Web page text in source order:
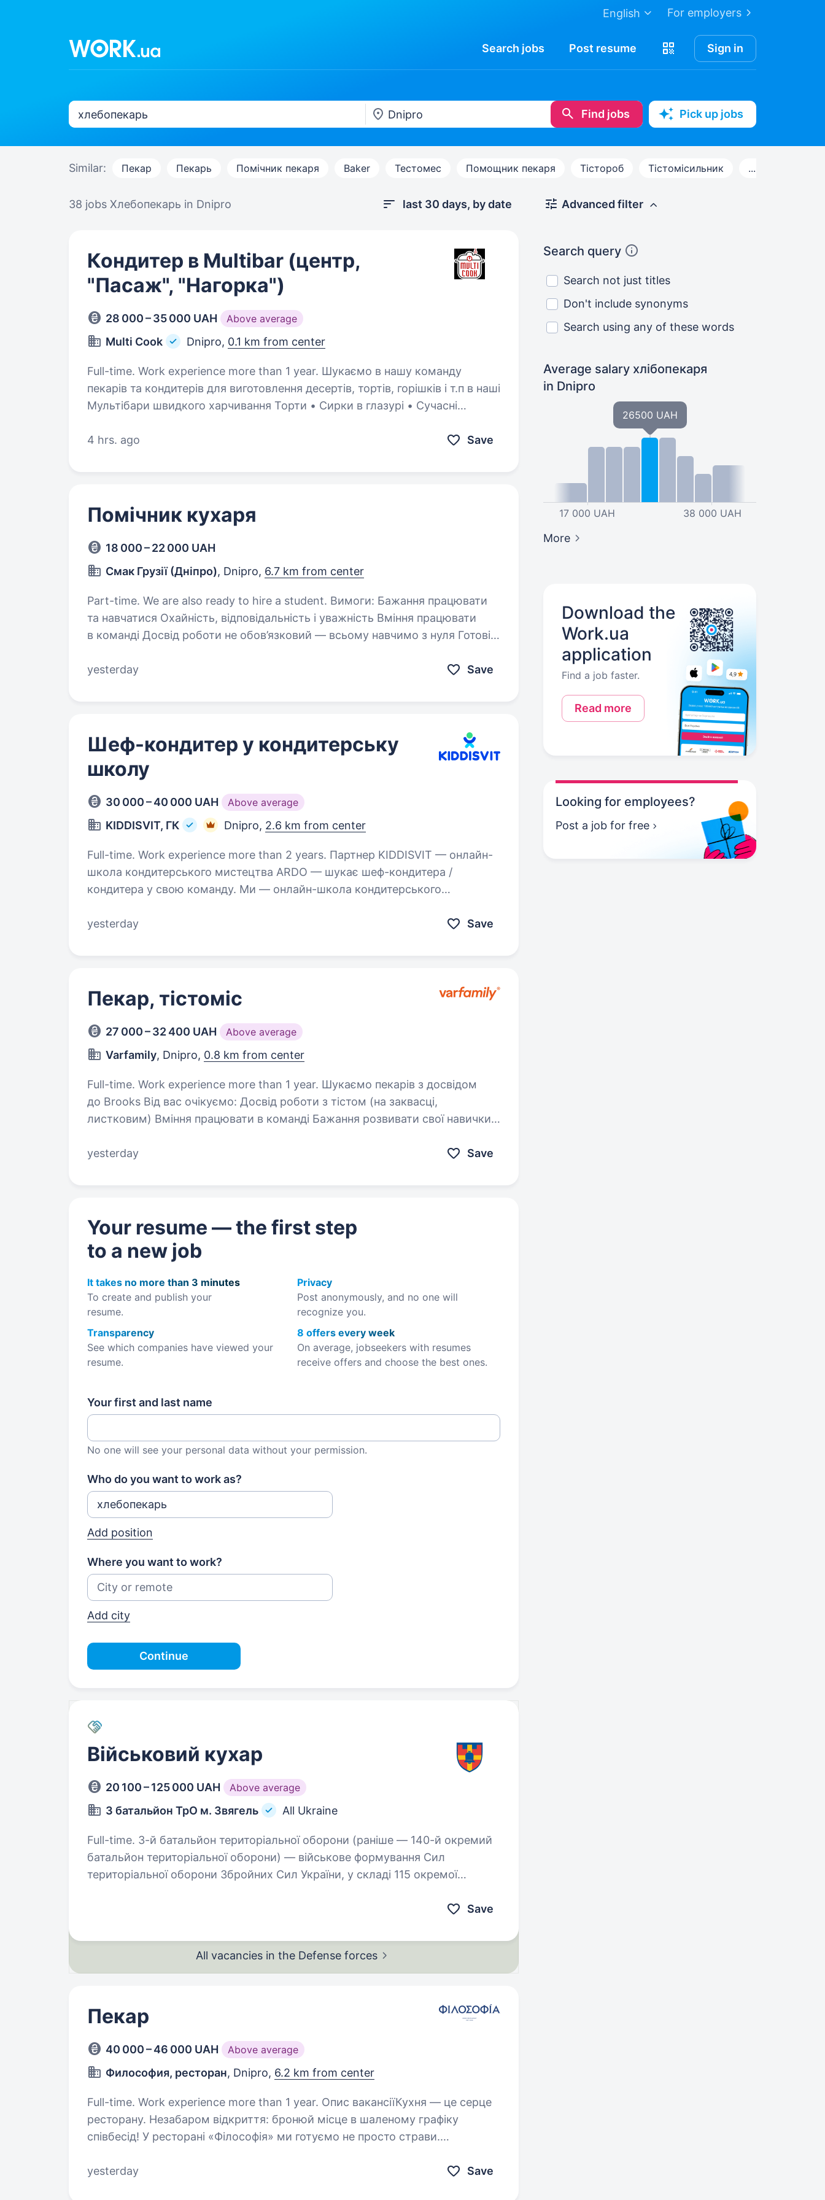
For employers
English
Search jobs Post resume Sign in
Find jobs Pick up jobs
Similar: Пекар Пекарь Помічник пекаря Baker Тестомес Помощник пекаря Тістороб Тістомісильник ...
38 jobs Хлебопекарь in Dnipro last 30 days, by date
Кондитер в Multibar (центр,
"Пасаж", "Нагорка")
28 000 – 35 000 UAH Above average
Multi Cook Dnipro, 0.1 km from center
Full-time. Work experience more than 1 year. Шукаємо в нашу команду
пекарів та кондитерів для виготовлення десертів, тортів, горішків і т.п в наші
Мультібари швидкого харчивання Торти • Сирки в глазурі • Сучасні
4 hrs. ago
Save
Помічник кухаря
18 000 – 22 000 UAH
Смак Грузії (Дніпро), Dnipro, 6.7 km from center
Part-time. We are also ready to hire a student. Вимоги: Бажання працювати
та навчатися Охайність, відповідальність і уважність Вміння працювати
в команді Досвід роботи не обов’язковий — всьому навчимо з нуля Готові
yesterday
Save
Шеф-кондитер у кондитерську
школу
30 000 – 40 000 UAH Above average
KIDDISVIT, ГК Dnipro, 2.6 km from center
Full-time. Work experience more than 2 years. Партнер KIDDISVIT — онлайн-
школа кондитерського мистецтва ARDO — шукає шеф-кондитера /
кондитера у свою команду. Ми — онлайн-школа кондитерського
вчаться…
yesterday Save
Пекар, тістоміс
27 000 – 32 400 UAH Above average
Varfamily, Dnipro, 0.8 km from center
Full-time. Work experience more than 1 year. Шукаємо пекарів з досвідом
до Brooks Від вас очікуємо: Досвід роботи з тістом (на заквасці,
листковим) Вміння працювати в команді Бажання розвивати свої навички
yesterday
Save
Your resume — the first step
to a new job
It takes no more than 3 minutes
To create and publish your
resume.
Privacy
Post anonymously, and no one will
recognize you.
Transparency
See which companies have viewed your
resume.
8 offers every week
On average, jobseekers with resumes
receive offers and choose the best ones.
Your first and last name
No one will see your personal data without your permission.
Who do you want to work as?
Add position
Where you want to work?
Add city
Continue
Військовий кухар
20 100 – 125 000 UAH Above average
3 батальйон ТрО м. Звягель All Ukraine
Full-time. 3-й батальйон територіальної оборони (раніше — 140-й окремий
батальйон територіальної оборони) — військове формування Сил
територіальної оборони Збройних Сил України, у складі 115 окремої
Save
All vacancies in the Defense forces
Пекар
40 000 – 46 000 UAH Above average
Философия, ресторан, Dnipro, 6.2 km from center
Full-time. Work experience more than 1 year. Опис вакансіїКухня — це серце
ресторану. Незабаром відкриття: бронюй місце в шаленому графіку
співбесід! У ресторані «Філософія» ми готуємо не просто страви.
yesterday
Save
Advanced filter
Search query
Search not just titles
Don't include synonyms
Search using any of these words
Average salary хлібопекаря
in Dnipro
17 000 UAH
26500 UAH
38 000 UAH
More
Download the
Work.ua
application
Find a job faster.
Read more
Looking for employees?
Post a job for free